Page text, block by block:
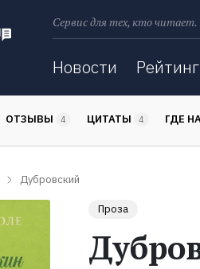
Сервис для тех, кто читает.
Новости
ОТЗЫВЫ 4 ЦИТАТЫ 4 ГДЕ
Дубровский
Проза